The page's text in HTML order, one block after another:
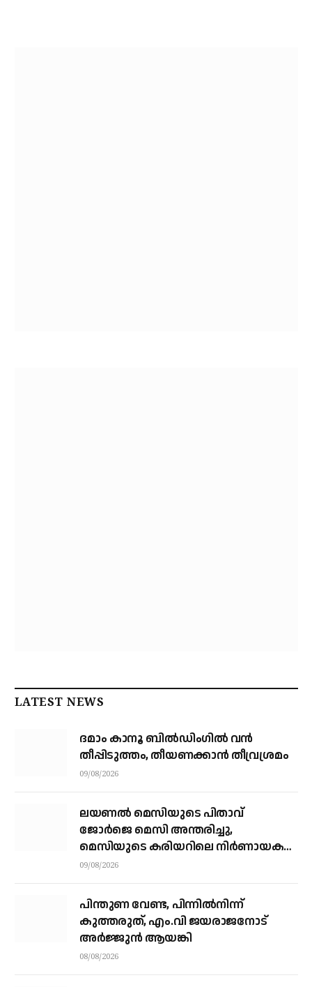
LATEST NEWS
ദമാം കാനൂ ബിൽഡിംഗിൽ വൻ
തീപ്പിടുത്തം, തീയണക്കാൻ തീവ്രശ്രമം
09/08/2026
ലയണൽ മെസിയുടെ പിതാവ്
ജോർജെ മെസി അന്തരിച്ചു, ​
മെസിയുടെ കരിയറിലെ നിർണായക
ശക്തി
09/08/2026
പിന്തുണ വേണ്ട, പിന്നിൽനിന്ന്
കുത്തരുത്, എം.വി ജയരാജനോട്
അർജ്ജുൻ ആയങ്കി
08/08/2026